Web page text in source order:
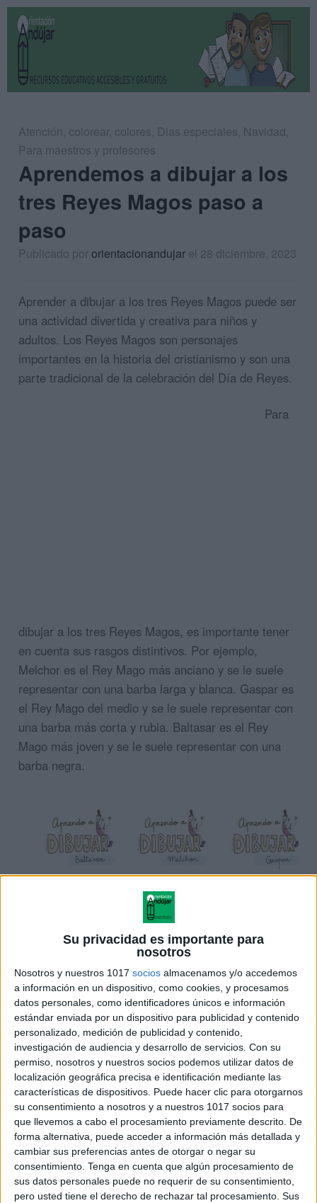
Su privacidad es importante para
nosotros
Nosotros y nuestros 1017 socios almacenamos y/o accedemos
a información en un dispositivo, como cookies, y procesamos
datos personales, como identificadores únicos e información
estándar enviada por un dispositivo para publicidad y contenido
personalizado, medición de publicidad y contenido,
investigación de audiencia y desarrollo de servicios. Con su
permiso, nosotros y nuestros socios podemos utilizar datos de
localización geográfica precisa e identificación mediante las
características de dispositivos. Puede hacer clic para otorgarnos
su consentimiento a nosotros y a nuestros 1017 socios para
que llevemos a cabo el procesamiento previamente descrito. De
forma alternativa, puede acceder a información más detallada y
cambiar sus preferencias antes de otorgar o negar su
consentimiento. Tenga en cuenta que algún procesamiento de
sus datos personales puede no requerir de su consentimiento,
pero usted tiene el derecho de rechazar tal procesamiento. Sus
Atención, colorear , colores, Dias especiales, Navidad,
Para maestros y profesores
Aprendemos a dibujar a los
tres Reyes Magos paso a
paso
Publicado pororientacionandujar el 28 diciembre, 2023
Aprender a dibujar a los tres Reyes Magos puede ser
una actividad divertida y creativa para niños y
adultos. Los Reyes Magos son personajes
importantes en la historia del cristianismo y son una
parte tradicional de la celebración del Día de Reyes.
Para
dibujar a los tres Reyes Magos, es importante tener
en cuenta sus rasgos distintivos. Por ejemplo,
Melchor es el Rey Mago más anciano y se le suele
representar con una barba larga y blanca. Gaspar es
el Rey Mago del medio y se le suele representar con
una barba más corta y rubia. Baltasar es el Rey
Mago más joven y se le suele representar con una
barba negra.
También es importante tener en cuenta sus
vestimentas y sus atributos, como sus staffs o sus
tesoros. Una vez que tengas en mente estos detalles,
puedes empezar a dibujar a los tres Reyes Magos
siguiendo unos sencillos pasos. Primero, dibuja sus
cuerpos y sus rostros. Luego, añade sus barbas y sus
vestimentas. Por último, añade sus atributos y
detalles adicionales. Con un poco de práctica, podrás
dibujar a los tres Reyes Magos de manera realista y
detallada.